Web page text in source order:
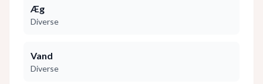
Æg
Diverse
Vand
Diverse